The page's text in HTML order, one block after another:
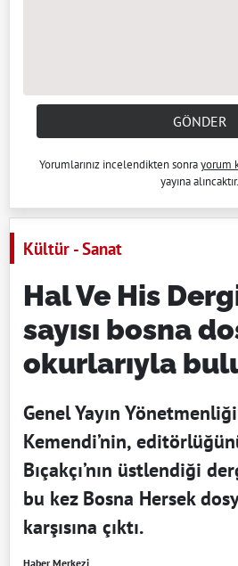
GÖNDER
Yorumlarınız incelendikten sonrayorum
yayına alıncaktır.
Kültür - Sanat
Hal Ve His
sayısı bosna
okurlarıyla
Genel Yayın
Kemendi’nin,
Bıçakçı’nın üstlendiği
bu kez Bosna Hersek
karşısına çıktı.
Haber Merkezi